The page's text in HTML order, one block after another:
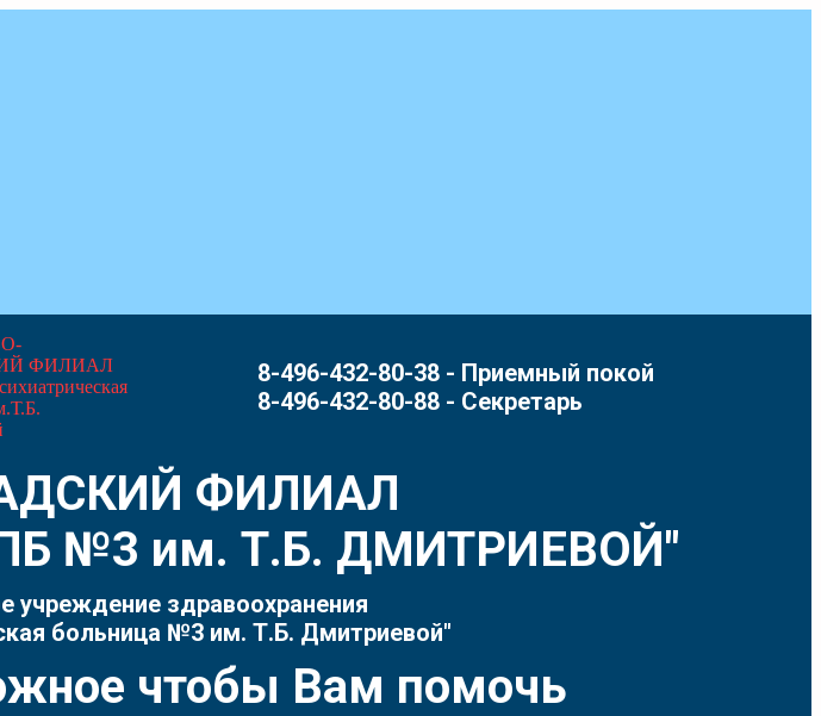
8-496-432-80-38 - Приемный покой
8-496-432-80-88 - Секретарь
ФИЛИАЛ
№3 им. Т.Б. ДМИТРИЕВОЙ"
учреждение здравоохранения
больница №3 им. Т.Б. Дмитриевой"
чтобы Вам помочь